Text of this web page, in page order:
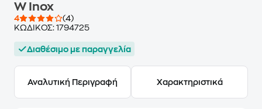
W Inox
4
(4)
ΚΩΔΙΚΟΣ: 1794725
Διαθέσιμο με παραγγελία
Αναλυτική Περιγραφή Χαρακτηριστικά